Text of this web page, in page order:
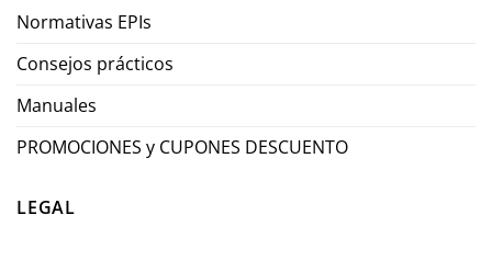
Normativas EPIs
Consejos prácticos
Manuales
PROMOCIONES y CUPONES DESCUENTO
LEGAL